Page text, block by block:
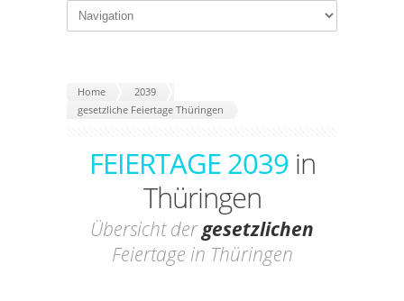
Home
2039
gesetzliche Feiertage Thüringen
FEIERTAGE 2039 in
Thüringen
Übersicht dergesetzlichen
Feiertage in Thüringen